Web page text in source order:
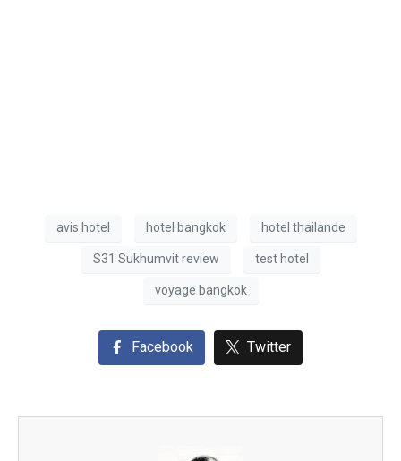
avis hotel hotel bangkok hotel thailande
S31 Sukhumvit review test hotel
voyage bangkok
Facebook Twitter